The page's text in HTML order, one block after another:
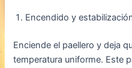
Encendido y
Enciende el paellero y deja
temperatura uniforme. Este